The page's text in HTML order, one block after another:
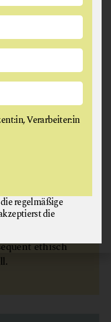
dem Wiener
ethisch
Verarbeiter:in
regelmäßige
die